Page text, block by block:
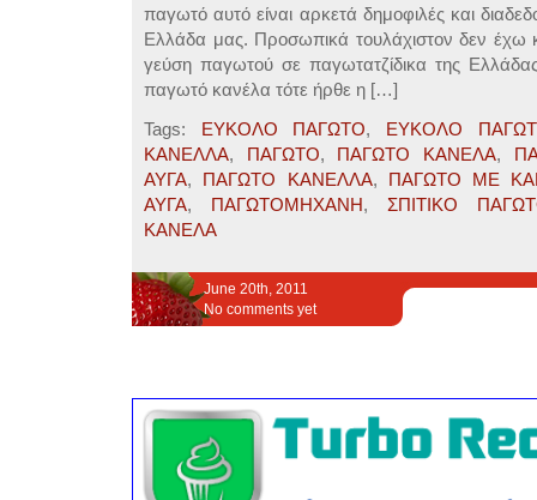
παγωτό αυτό είναι αρκετά δημοφιλές και
Ελλάδα μας. Προσωπικά τουλάχιστον δεν έχω
γεύση παγωτού σε παγωτατζίδικα της
παγωτό κανέλα τότε ήρθε η […]
Tags: ΕΥΚΟΛΟ ΠΑΓΩΤΟ, ΕΥΚΟΛΟ
ΚΑΝΕΛΛΑ, ΠΑΓΩΤΟ, ΠΑΓΩΤΟ ΚΑΝΕΛΑ,
ΑΥΓΑ, ΠΑΓΩΤΟ ΚΑΝΕΛΛΑ, ΠΑΓΩΤΟ ΜΕ
ΑΥΓΑ, ΠΑΓΩΤΟΜΗΧΑΝΗ, ΣΠΙΤΙΚΟ
ΚΑΝΕΛΑ
June 20th, 2011
No comments yet